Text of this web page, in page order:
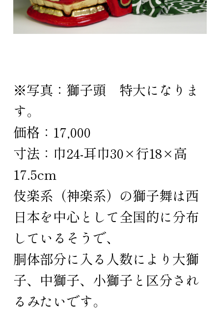
※写真：獅子頭 特大になりま
す。
価格：17,000
寸法：巾24-耳巾30×行18×高
17.5cm
伎楽系（神楽系）の獅子舞は西
日本を中心として全国的に分布
しているそうで、
胴体部分に入る人数により大獅
子、中獅子、小獅子と区分され
るみたいです。